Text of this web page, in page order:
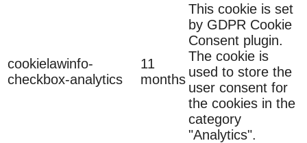
cookielawinfo-
checkbox-analytics
11
months
This cookie is set
by GDPR Cookie
Consent plugin.
The cookie is
used to store the
user consent for
the cookies in the
category
"Analytics".